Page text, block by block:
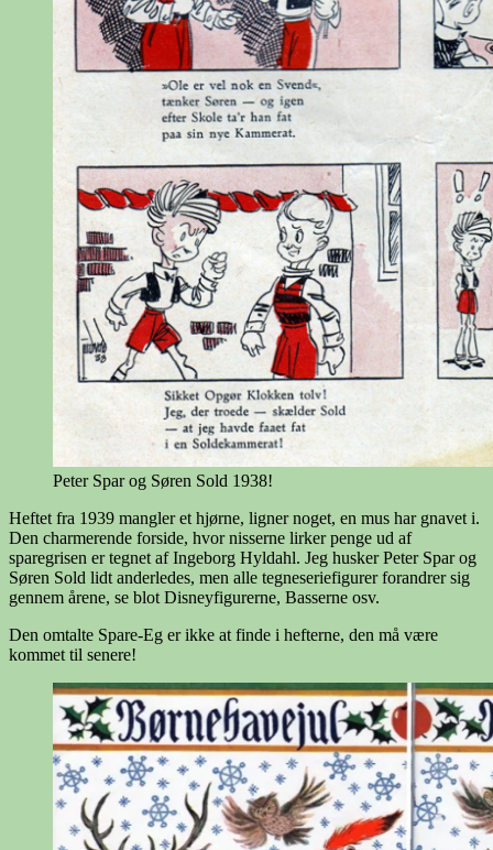
Peter Spar og Søren Sold 1938!
Heftet fra 1939 mangler et hjørne, ligner noget, en mus har gnavet i.
Den charmerende forside, hvor nisserne lirker penge ud af
sparegrisen er tegnet af Ingeborg Hyldahl. Jeg husker Peter Spar og
Søren Sold lidt anderledes, men alle tegneseriefigurer forandrer sig
gennem årene, se blot Disneyfigurerne, Basserne osv.
Den omtalte Spare-Eg er ikke at finde i hefterne, den må være
kommet til senere!